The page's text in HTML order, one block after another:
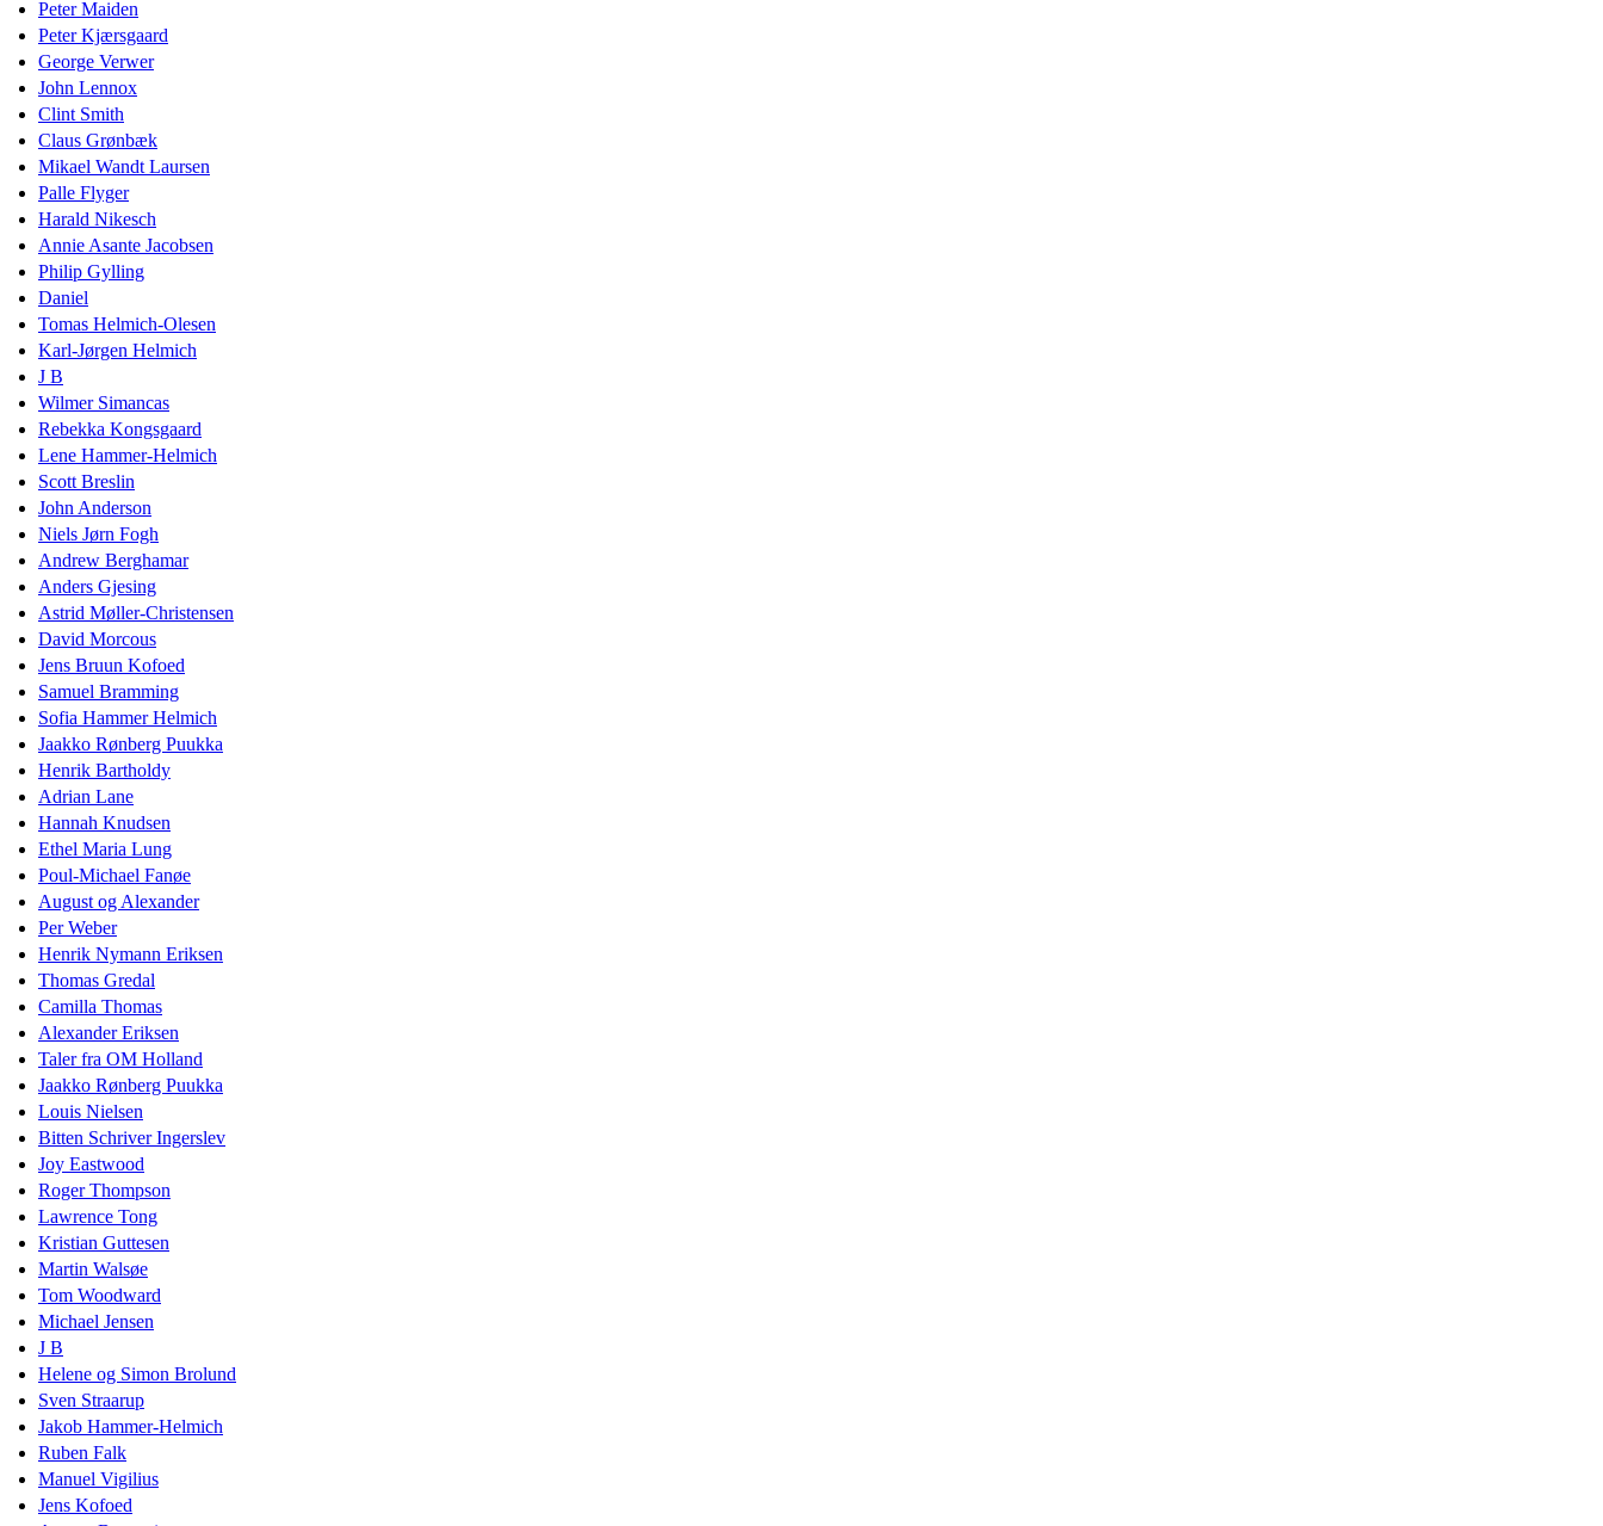
Peter Maiden
Peter Kjærsgaard
George Verwer
John Lennox
Clint Smith
Claus Grønbæk
Mikael Wandt Laursen
Palle Flyger
Harald Nikesch
Annie Asante Jacobsen
Philip Gylling
Daniel
Tomas Helmich-Olesen
Karl-Jørgen Helmich
J B
Wilmer Simancas
Rebekka Kongsgaard
Lene Hammer-Helmich
Scott Breslin
John Anderson
Niels Jørn Fogh
Andrew Berghamar
Anders Gjesing
Astrid Møller-Christensen
David Morcous
Jens Bruun Kofoed
Samuel Bramming
Sofia Hammer Helmich
Jaakko Rønberg Puukka
Henrik Bartholdy
Adrian Lane
Hannah Knudsen
Ethel Maria Lung
Poul-Michael Fanøe
August og Alexander
Per Weber
Henrik Nymann Eriksen
Thomas Gredal
Camilla Thomas
Alexander Eriksen
Taler fra OM Holland
Jaakko Rønberg Puukka
Louis Nielsen
Bitten Schriver Ingerslev
Joy Eastwood
Roger Thompson
Lawrence Tong
Kristian Guttesen
Martin Walsøe
Tom Woodward
Michael Jensen
J B
Helene og Simon Brolund
Sven Straarup
Jakob Hammer-Helmich
Ruben Falk
Manuel Vigilius
Jens Kofoed